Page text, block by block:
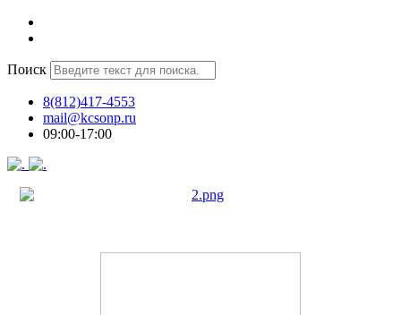
Поиск
8(812)417-4553
mail@kcsonp.ru
09:00-17:00